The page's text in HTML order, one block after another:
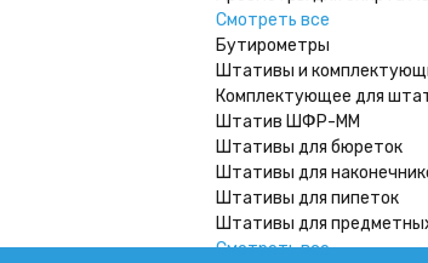
Смотреть все
Бутирометры
Штативы и
Комплектующее для
Штатив ШФР-ММ
Штативы для бюреток
Штативы для
Штативы для пипеток
Штативы для
Смотреть все